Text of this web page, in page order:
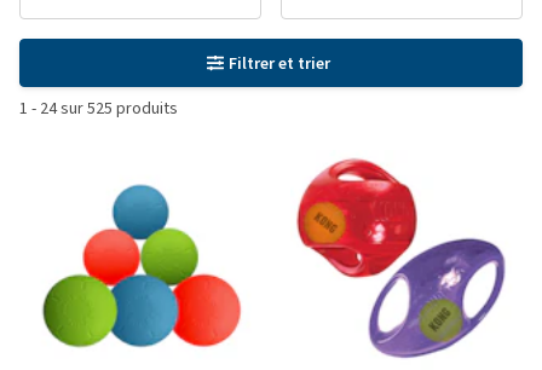
Filtrer et trier
1 - 24sur525 produits